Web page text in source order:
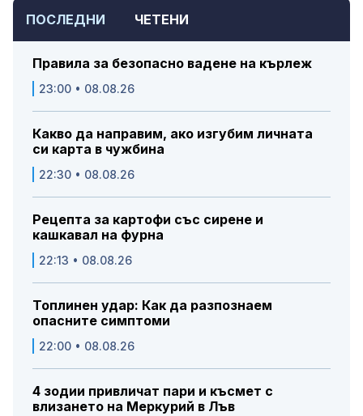
ПОСЛЕДНИ ЧЕТЕНИ
Правила за безопасно вадене на кърлеж
23:00 • 08.08.26
Какво да направим, ако изгубим личната
си карта в чужбина
22:30 • 08.08.26
Рецепта за картофи със сирене и
кашкавал на фурна
22:13 • 08.08.26
Топлинен удар: Как да разпознаем
опасните симптоми
22:00 • 08.08.26
4 зодии привличат пари и късмет с
влизането на Меркурий в Лъв